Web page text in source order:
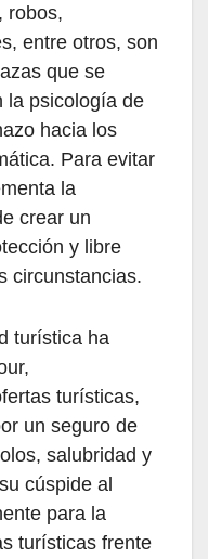
robos,
entre otros, son
que se
la psicología de
hacia los
Para evitar
la
crear un
y libre
circunstancias.
turística ha
turísticas,
un seguro de
salubridad y
cúspide al
para la
turísticas frente